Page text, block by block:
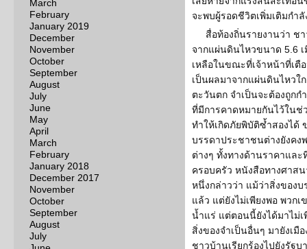
March
February
January 2019
December
November
October
September
August
July
June
May
April
March
February
January 2018
December 2017
November
October
September
August
July
จะพบผู้รอดชีวิตเพิ่มเติมกำลั
สื่อท้องถิ่นรายงานว่า ช
จากแผ่นดินไหวขนาด 5.6
เหลือในขณะที่เจ้าหน้าที่เตื
เป็นผลมาจากแผ่นดินไหวใ
ตะวันตก จำเป็นจะต้องถูก
ที่มีการคาดหมายกันไว้ในช่
ทำให้เกิดภัยพิบัติซ้ำสองไ
บรรดาประชาชนต่างยังค
ต่างๆ ทั้งทางด้านราคาแล
ครอบครัว หนังสือทางศาส
หนึ่งกล่าวว่า แม้ว่าสิ่งของบ
แล้ว แต่ยังไม่เพียงพอ พวก
น้ำแร่ แต่ตอนนี้ยังได้มาไม่
สิ่งของจำเป็นอื่นๆ มายังเมื
ชาวบ้านเรียกร้องไปยังรัฐ